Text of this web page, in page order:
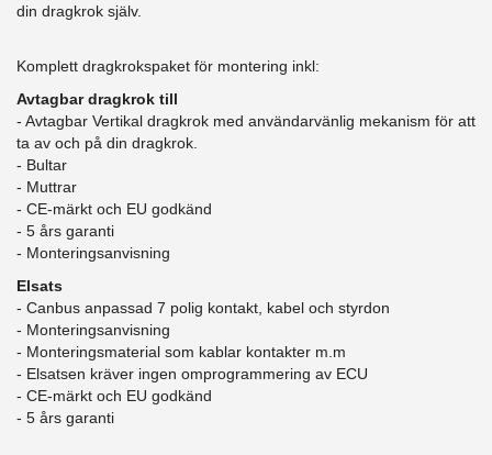
din dragkrok själv.
Komplett dragkrokspaket för montering inkl:
Avtagbar dragkrok till
- Avtagbar Vertikal dragkrok med användarvänlig mekanism för att
ta av och på din dragkrok.
- Bultar
- Muttrar
- CE-märkt och EU godkänd
​- 5 års garanti
- Monteringsanvisning
Elsats
- Canbus anpassad 7 polig kontakt, kabel och styrdon
- Monteringsanvisning
- Monteringsmaterial som kablar kontakter m.m
- Elsatsen kräver ingen omprogrammering av ECU
- CE-märkt och EU godkänd
​- 5 års garanti